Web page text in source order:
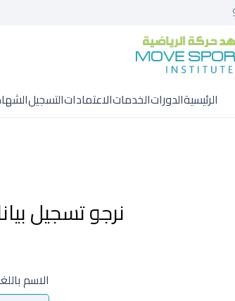
الرئيسيةالدوراتالخدماتالاعتماداتالتسجيل
نرجو تسجيل
الاسم